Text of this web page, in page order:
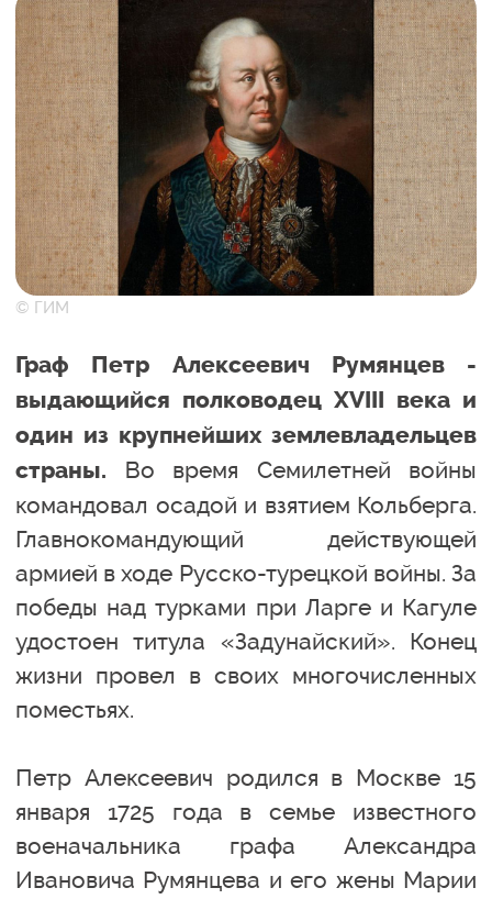
© ГИМ
Граф Петр Алексеевич Румянцев -
выдающийся полководец XVIII века и
один из крупнейших землевладельцев
страны. Во время Семилетней войны
командовал осадой и взятием Кольберга.
Главнокомандующий действующей
армией в ходе Русско-турецкой войны. За
победы над турками при Ларге и Кагуле
удостоен титула «Задунайский». Конец
жизни провел в своих многочисленных
поместьях.
Петр Алексеевич родился в Москве 15
января 1725 года в семье известного
военачальника графа Александра
Ивановича Румянцева и его жены Марии